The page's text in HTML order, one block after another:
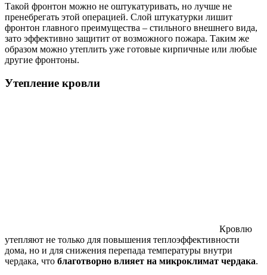
Такой фронтон можно не оштукатуривать, но лучше не
пренебрегать этой операцией. Слой штукатурки лишит
фронтон главного преимущества – стильного внешнего вида,
зато эффективно защитит от возможного пожара. Таким же
образом можно утеплить уже готовые кирпичные или любые
другие фронтоны.
Утепление кровли
Кровлю
утепляют не только для повышения теплоэффективности
дома, но и для снижения перепада температуры внутри
чердака, что благотворно влияет на микроклимат чердака.